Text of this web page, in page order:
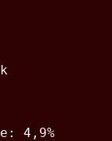
4,9%